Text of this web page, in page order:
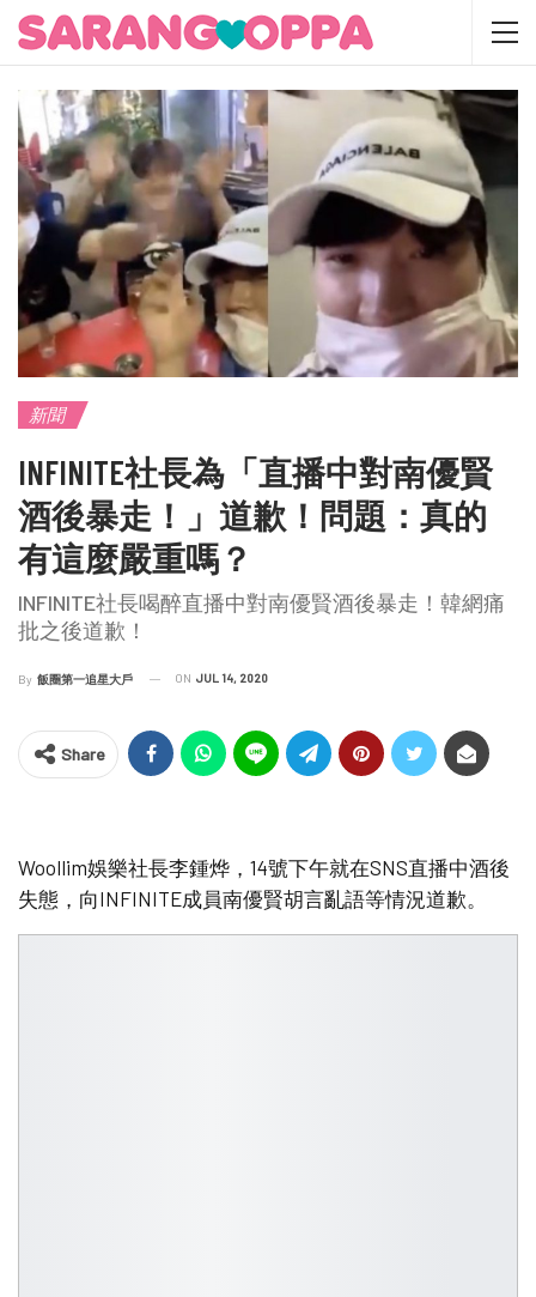
新聞
INFINITE社長為「直播中對南優賢
酒後暴走！」道歉！問題：真的
有這麼嚴重嗎？
INFINITE社長喝醉直播中對南優賢酒後暴走！韓網痛
批之後道歉！
By 飯圈第一追星大戶 ON JUL 14, 2020
Share
Woollim娛樂社長李鍾烨，14號下午就在SNS直播中酒後
失態，向INFINITE成員南優賢胡言亂語等情況道歉。